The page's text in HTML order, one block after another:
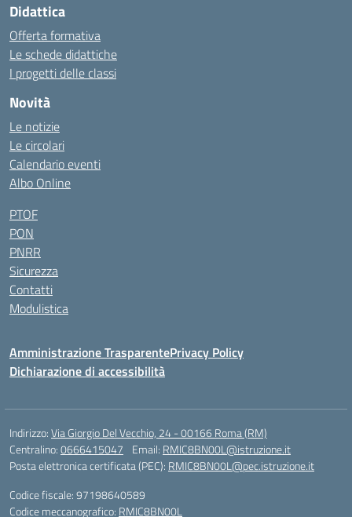
Didattica
Offerta formativa
Le schede didattiche
I progetti delle classi
Novità
Le notizie
Le circolari
Calendario eventi
Albo Online
PTOF
PON
PNRR
Sicurezza
Contatti
Modulistica
Amministrazione TrasparentePrivacy Policy
Dichiarazione di accessibilità
Indirizzo:Via Giorgio Del Vecchio, 24 - 00166 Roma (RM)
Centralino:0666415047 Email: RMIC8BN00L@istruzione.it
Posta elettronica certificata (PEC): RMIC8BN00L@pec.istruzione.it
Codice fiscale: 97198640589
Codice meccanografico: RMIC8BN00L